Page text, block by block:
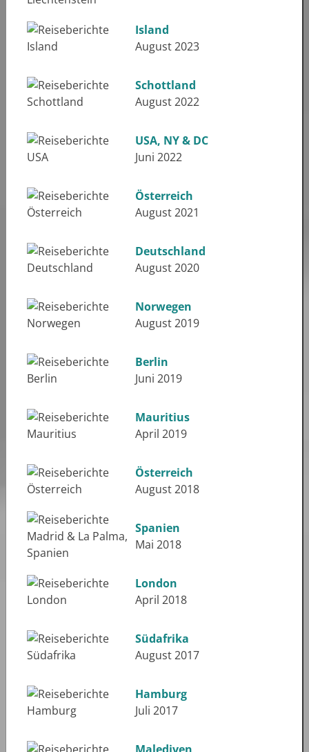
Island
August 2023
Schottland
August 2022
USA, NY & DC
Juni 2022
Österreich
August 2021
Deutschland
August 2020
Norwegen
August 2019
Berlin
Juni 2019
Mauritius
April 2019
Österreich
August 2018
Spanien
Mai 2018
London
April 2018
Südafrika
August 2017
Hamburg
Juli 2017